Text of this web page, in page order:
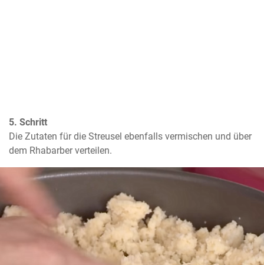
5. Schritt
Die Zutaten für die Streusel ebenfalls vermischen und über
dem Rhabarber verteilen.